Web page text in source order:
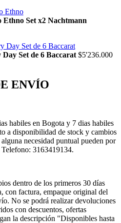
Ethno Set x2 Nachtmann
Set de 6 Baccarat $5'236.000
ENVÍO
habiles en Bogota y 7 dias habiles
a disponibilidad de stock y cambios
necesidad puntual pueden por
3163419134.
dentro de los primeros 30 días
con factura, empaque original del
No se podrá realizar devoluciones
con descuentos, ofertas
la descripción "Disponibles hasta